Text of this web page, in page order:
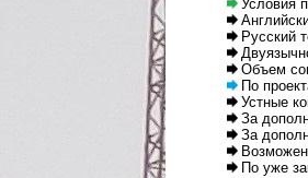
Условия
Русский
Объем
По
Устные
За
За
По уже